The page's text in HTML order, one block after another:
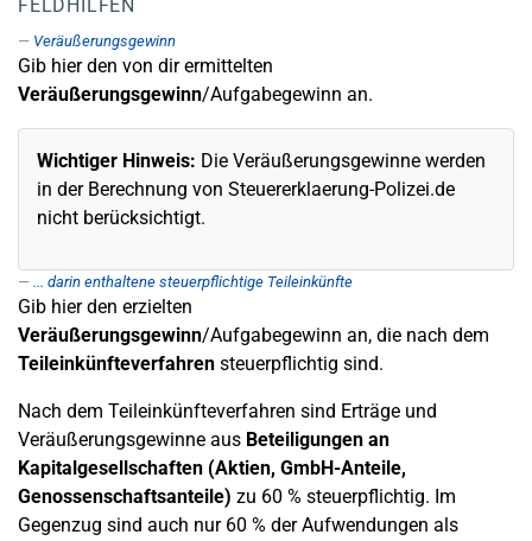
FELDHILFEN
Veräußerungsgewinn
Gib hier den von dir ermittelten
Veräußerungsgewinn/Aufgabegewinn an.
Wichtiger Hinweis: Die Veräußerungsgewinne werden
in der Berechnung von Steuererklaerung-Polizei.de
nicht berücksichtigt.
... darin enthaltene steuerpflichtige Teileinkünfte
Gib hier den erzielten
Veräußerungsgewinn/Aufgabegewinn an, die nach dem
Teileinkünfteverfahren steuerpflichtig sind.
Nach dem Teileinkünfteverfahren sind Erträge und
Veräußerungsgewinne aus Beteiligungen an
Kapitalgesellschaften (Aktien, GmbH-Anteile,
Genossenschaftsanteile) zu 60 % steuerpflichtig. Im
Gegenzug sind auch nur 60 % der Aufwendungen als